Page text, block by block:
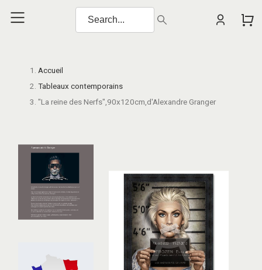
Accueil
Tableaux contemporains
"La reine des Nerfs",90x120cm,d'Alexandre Granger